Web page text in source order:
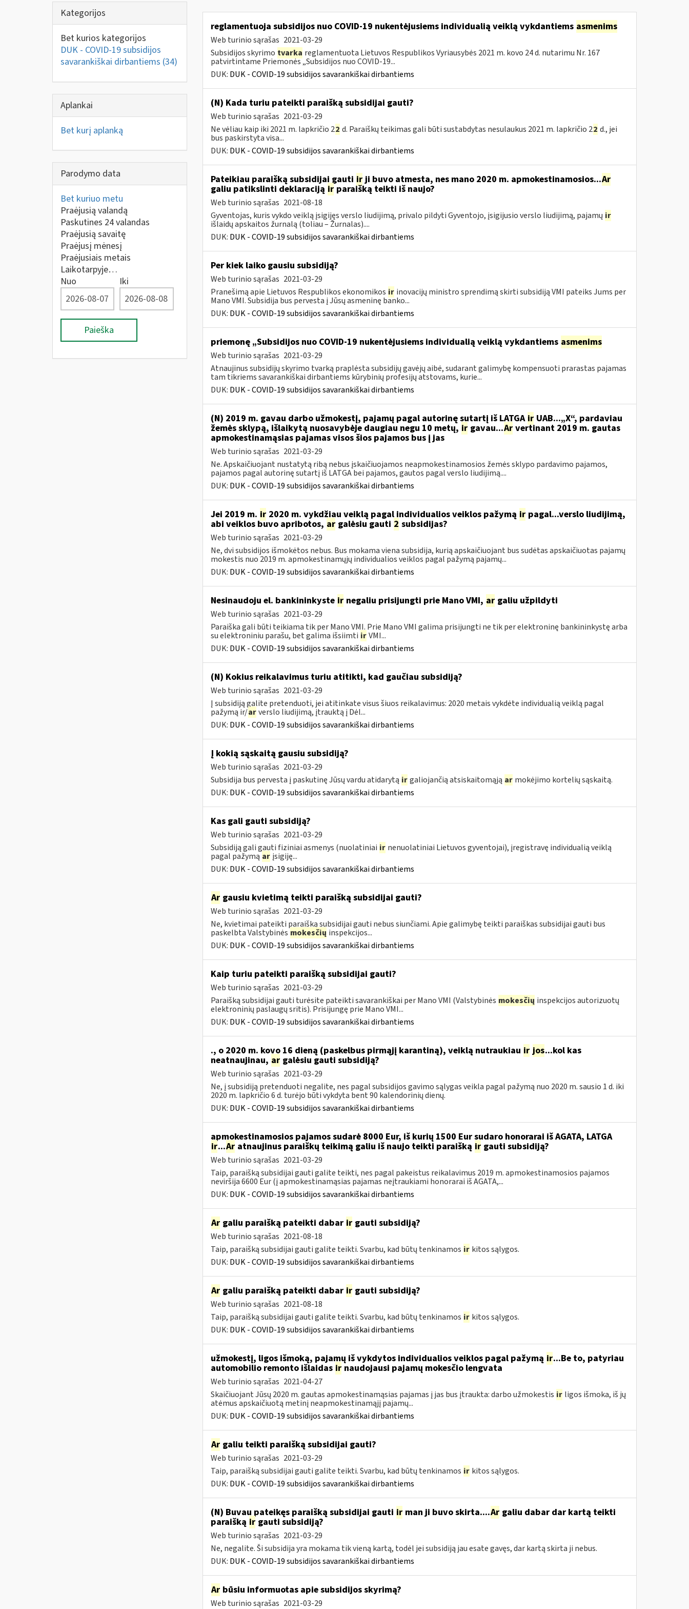
Kategorijos
Bet kurios kategorijos
DUK - COVID-19 subsidijos
savarankiškai dirbantiems (34)
Aplankai
Bet kurį aplanką
Parodymo data
Bet kuriuo metu
Praėjusią valandą
Paskutines 24 valandas
Praėjusią savaitę
Praėjusį mėnesį
Praėjusiais metais
Laikotarpyje…
Nuo
Iki
Paieška
reglamentuoja subsidijos nuo COVID-19 nukentėjusiems individualią veiklą vykdantiems asmenims
Web turinio sąrašas 2021-03-29
Subsidijos skyrimo tvarka reglamentuota Lietuvos Respublikos Vyriausybės 2021 m. kovo 24 d. nutarimu Nr. 167
patvirtintame Priemonės „Subsidijos nuo COVID-19...
DUK: DUK - COVID-19 subsidijos savarankiškai dirbantiems
(N) Kada turiu pateikti paraišką subsidijai gauti?
Web turinio sąrašas 2021-03-29
Ne vėliau kaip iki 2021 m. lapkričio 22 d. Paraiškų teikimas gali būti sustabdytas nesulaukus 2021 m. lapkričio 22 d., jei
bus paskirstyta visa...
DUK: DUK - COVID-19 subsidijos savarankiškai dirbantiems
Pateikiau paraišką subsidijai gauti irji buvo atmesta, nes mano 2020 m. apmokestinamosios...Ar
galiu patikslinti deklaraciją irparaišką teikti iš naujo?
Web turinio sąrašas 2021-08-18
Gyventojas, kuris vykdo veiklą įsigijęs verslo liudijimą, privalo pildyti Gyventojo, įsigijusio verslo liudijimą, pajamų ir
išlaidų apskaitos žurnalą (toliau – Žurnalas)....
DUK: DUK - COVID-19 subsidijos savarankiškai dirbantiems
Per kiek laiko gausiu subsidiją?
Web turinio sąrašas 2021-03-29
Pranešimą apie Lietuvos Respublikos ekonomikos ir inovacijų ministro sprendimą skirti subsidiją VMI pateiks Jums per
Mano VMI. Subsidija bus pervesta į Jūsų asmeninę banko...
DUK: DUK - COVID-19 subsidijos savarankiškai dirbantiems
priemonę „Subsidijos nuo COVID-19 nukentėjusiems individualią veiklą vykdantiems asmenims
Web turinio sąrašas 2021-03-29
Atnaujinus subsidijų skyrimo tvarką praplėsta subsidijų gavėjų aibė, sudarant galimybę kompensuoti prarastas pajamas
tam tikriems savarankiškai dirbantiems kūrybinių profesijų atstovams, kurie...
DUK: DUK - COVID-19 subsidijos savarankiškai dirbantiems
(N) 2019 m. gavau darbo užmokestį, pajamų pagal autorinę sutartį iš LATGA irUAB...„X“, pardaviau
žemės sklypą, išlaikytą nuosavybėje daugiau negu 10 metų, irgavau...Arvertinant 2019 m. gautas
apmokestinamąsias pajamas visos šios pajamos bus į jas
Web turinio sąrašas 2021-03-29
Ne. Apskaičiuojant nustatytą ribą nebus įskaičiuojamos neapmokestinamosios žemės sklypo pardavimo pajamos,
pajamos pagal autorinę sutartį iš LATGA bei pajamos, gautos pagal verslo liudijimą....
DUK: DUK - COVID-19 subsidijos savarankiškai dirbantiems
Jei 2019 m. ir2020 m. vykdžiau veiklą pagal individualios veiklos pažymą irpagal...verslo liudijimą,
abi veiklos buvo apribotos, argalėsiu gauti 2 subsidijas?
Web turinio sąrašas 2021-03-29
Ne, dvi subsidijos išmokėtos nebus. Bus mokama viena subsidija, kurią apskaičiuojant bus sudėtas apskaičiuotas pajamų
mokestis nuo 2019 m. apmokestinamųjų individualios veiklos pagal pažymą pajamų...
DUK: DUK - COVID-19 subsidijos savarankiškai dirbantiems
Nesinaudoju el. bankininkyste irnegaliu prisijungti prie Mano VMI, argaliu užpildyti
Web turinio sąrašas 2021-03-29
Paraiška gali būti teikiama tik per Mano VMI. Prie Mano VMI galima prisijungti ne tik per elektroninę bankininkystę arba
su elektroniniu parašu, bet galima išsiimti ir VMI...
DUK: DUK - COVID-19 subsidijos savarankiškai dirbantiems
(N) Kokius reikalavimus turiu atitikti, kad gaučiau subsidiją?
Web turinio sąrašas 2021-03-29
Į subsidiją galite pretenduoti, jei atitinkate visus šiuos reikalavimus: 2020 metais vykdėte individualią veiklą pagal
pažymą ir/ar verslo liudijimą, įtrauktą į Dėl...
DUK: DUK - COVID-19 subsidijos savarankiškai dirbantiems
Į kokią sąskaitą gausiu subsidiją?
Web turinio sąrašas 2021-03-29
Subsidija bus pervesta į paskutinę Jūsų vardu atidarytą ir galiojančią atsiskaitomąją ar mokėjimo kortelių sąskaitą.
DUK: DUK - COVID-19 subsidijos savarankiškai dirbantiems
Kas gali gauti subsidiją?
Web turinio sąrašas 2021-03-29
Subsidiją gali gauti fiziniai asmenys (nuolatiniai ir nenuolatiniai Lietuvos gyventojai), įregistravę individualią veiklą
pagal pažymą ar įsigiję...
DUK: DUK - COVID-19 subsidijos savarankiškai dirbantiems
Argausiu kvietimą teikti paraišką subsidijai gauti?
Web turinio sąrašas 2021-03-29
Ne, kvietimai pateikti paraišką subsidijai gauti nebus siunčiami. Apie galimybę teikti paraiškas subsidijai gauti bus
paskelbta Valstybinės mokesčių inspekcijos...
DUK: DUK - COVID-19 subsidijos savarankiškai dirbantiems
Kaip turiu pateikti paraišką subsidijai gauti?
Web turinio sąrašas 2021-03-29
Paraišką subsidijai gauti turėsite pateikti savarankiškai per Mano VMI (Valstybinės mokesčių inspekcijos autorizuotų
elektroninių paslaugų sritis). Prisijungę prie Mano VMI...
DUK: DUK - COVID-19 subsidijos savarankiškai dirbantiems
., o 2020 m. kovo 16 dieną (paskelbus pirmąjį karantiną), veiklą nutraukiau ir jos...kol kas
neatnaujinau, argalėsiu gauti subsidiją?
Web turinio sąrašas 2021-03-29
Ne, į subsidiją pretenduoti negalite, nes pagal subsidijos gavimo sąlygas veikla pagal pažymą nuo 2020 m. sausio 1 d. iki
2020 m. lapkričio 6 d. turėjo būti vykdyta bent 90 kalendorinių dienų.
DUK: DUK - COVID-19 subsidijos savarankiškai dirbantiems
apmokestinamosios pajamos sudarė 8000 Eur, iš kurių 1500 Eur sudaro honorarai iš AGATA, LATGA
ir...Aratnaujinus paraiškų teikimą galiu iš naujo teikti paraišką irgauti subsidiją?
Web turinio sąrašas 2021-03-29
Taip, paraišką subsidijai gauti galite teikti, nes pagal pakeistus reikalavimus 2019 m. apmokestinamosios pajamos
neviršija 6600 Eur (į apmokestinamąsias pajamas neįtraukiami honorarai iš AGATA,...
DUK: DUK - COVID-19 subsidijos savarankiškai dirbantiems
Argaliu paraišką pateikti dabar irgauti subsidiją?
Web turinio sąrašas 2021-08-18
Taip, paraišką subsidijai gauti galite teikti. Svarbu, kad būtų tenkinamos ir kitos sąlygos.
DUK: DUK - COVID-19 subsidijos savarankiškai dirbantiems
Argaliu paraišką pateikti dabar irgauti subsidiją?
Web turinio sąrašas 2021-08-18
Taip, paraišką subsidijai gauti galite teikti. Svarbu, kad būtų tenkinamos ir kitos sąlygos.
DUK: DUK - COVID-19 subsidijos savarankiškai dirbantiems
užmokestį, ligos išmoką, pajamų iš vykdytos individualios veiklos pagal pažymą ir...Be to, patyriau
automobilio remonto išlaidas irnaudojausi pajamų mokesčio lengvata
Web turinio sąrašas 2021-04-27
Skaičiuojant Jūsų 2020 m. gautas apmokestinamąsias pajamas į jas bus įtraukta: darbo užmokestis ir ligos išmoka, iš jų
atėmus apskaičiuotą metinį neapmokestinamąjį pajamų...
DUK: DUK - COVID-19 subsidijos savarankiškai dirbantiems
Argaliu teikti paraišką subsidijai gauti?
Web turinio sąrašas 2021-03-29
Taip, paraišką subsidijai gauti galite teikti. Svarbu, kad būtų tenkinamos ir kitos sąlygos.
DUK: DUK - COVID-19 subsidijos savarankiškai dirbantiems
(N) Buvau pateikęs paraišką subsidijai gauti irman ji buvo skirta....Argaliu dabar dar kartą teikti
paraišką irgauti subsidiją?
Web turinio sąrašas 2021-03-29
Ne, negalite. Ši subsidija yra mokama tik vieną kartą, todėl jei subsidiją jau esate gavęs, dar kartą skirta ji nebus.
DUK: DUK - COVID-19 subsidijos savarankiškai dirbantiems
Arbūsiu informuotas apie subsidijos skyrimą?
Web turinio sąrašas 2021-03-29